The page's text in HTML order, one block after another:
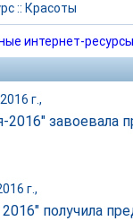
:: Красоты
интернет-ресурсы
г.,
2016" завоевала
г.,
получила